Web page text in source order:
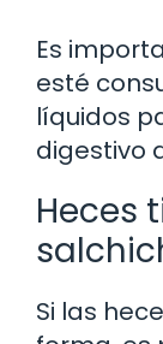
Es
esté
líquidos
digestivo
Heces
Si las